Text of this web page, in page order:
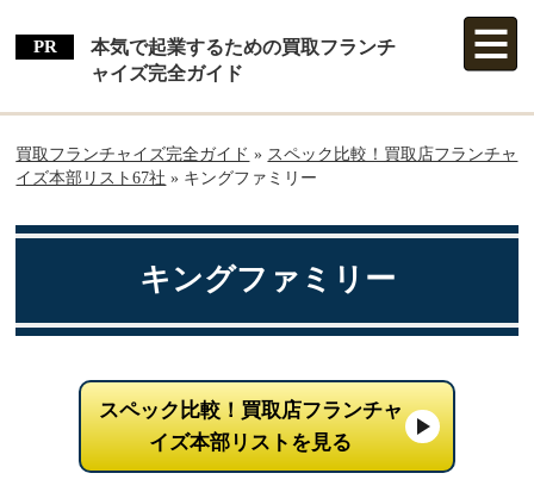
本気で起業するための買取フランチ
ャイズ完全ガイド
買取フランチャイズ完全ガイド » スペック比較！買取店フランチャ
イズ本部リスト67社 » キングファミリー
キングファミリー
スペック比較！買取店フランチャ
イズ本部リストを見る